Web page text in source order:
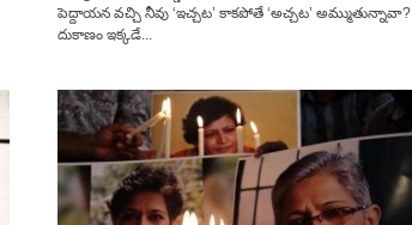
పెద్దాయన వచ్చి నీవు ‘ఇచ్చట’ కాకపోతే ‘అచ్చట’ అమ్ముతున్నావా?
దుకాణం ఇక్కడే...